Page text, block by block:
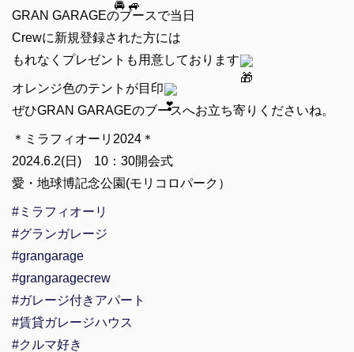
GRAN GARAGEのブースで当日
Crewに新規登録された方には
もれなくプレゼントも用意しております
オレンジ色のテントが目印
ぜひGRAN GARAGEのブースへお立ち寄りくださいね。
＊ミラフィオーリ2024＊
2024.6.2(日) 10：30開会式
愛・地球博記念公園(モリコロパーク）
#ミラフィオーリ
#グランガレージ
#grangarage
#grangaragecrew
#ガレージ付きアパート
#賃貸ガレージハウス
#クルマ好き